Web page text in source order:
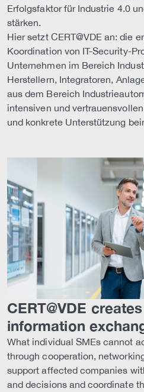
Erfolgsfaktor für Industrie 4.0
stärken.
Hier setzt CERT@VDE an: die
Koordination von IT-Security-
Unternehmen im Bereich
Herstellern, Integratoren,
aus dem Bereich
intensiven und
und konkrete Unterstützung
CERT@VDE
information
What individual SMEs cannot
through cooperation,
support affected companies
and decisions and coordinate